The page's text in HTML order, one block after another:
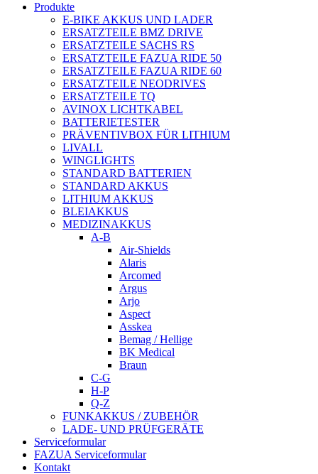
Produkte
E-BIKE AKKUS UND LADER
ERSATZTEILE BMZ DRIVE
ERSATZTEILE SACHS RS
ERSATZTEILE FAZUA RIDE 50
ERSATZTEILE FAZUA RIDE 60
ERSATZTEILE NEODRIVES
ERSATZTEILE TQ
AVINOX LICHTKABEL
BATTERIETESTER
PRÄVENTIVBOX FÜR LITHIUM
LIVALL
WINGLIGHTS
STANDARD BATTERIEN
STANDARD AKKUS
LITHIUM AKKUS
BLEIAKKUS
MEDIZINAKKUS
A-B
Air-Shields
Alaris
Arcomed
Argus
Arjo
Aspect
Asskea
Bemag / Hellige
BK Medical
Braun
C-G
H-P
Q-Z
FUNKAKKUS / ZUBEHÖR
LADE- UND PRÜFGERÄTE
Serviceformular
FAZUA Serviceformular
Kontakt